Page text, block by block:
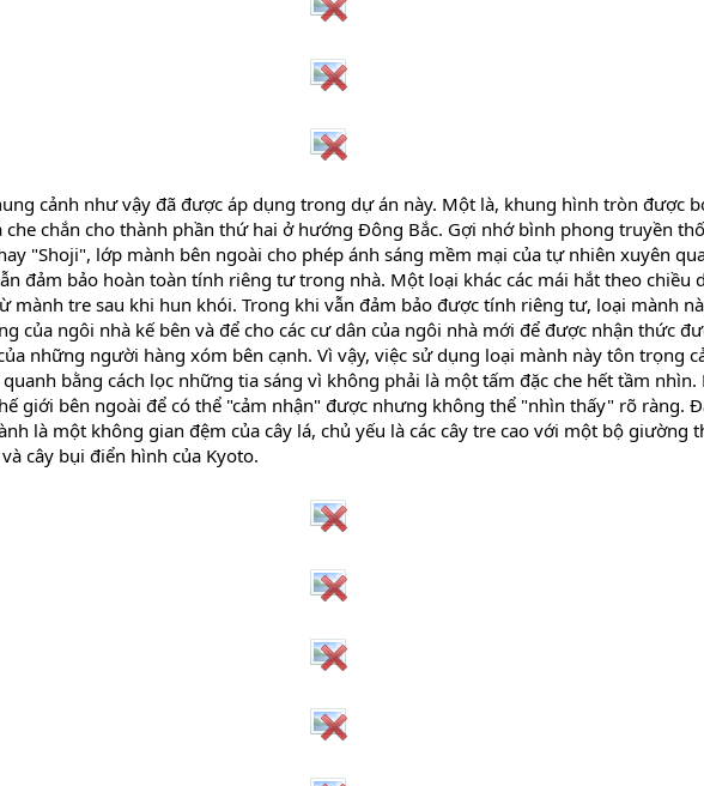
cảnh như vậy đã được áp dụng trong dự án này. Một là, khung hình tròn được
che chắn cho thành phần thứ hai ở hướng Đông Bắc. Gợi nhớ bình phong truyền
"Shoji", lớp mành bên ngoài cho phép ánh sáng mềm mại của tự nhiên xuyên
đảm bảo hoàn toàn tính riêng tư trong nhà. Một loại khác các mái hắt theo chiều
mành tre sau khi hun khói. Trong khi vẫn đảm bảo được tính riêng tư, loại mành
của ngôi nhà kế bên và để cho các cư dân của ngôi nhà mới để được nhận thức
những người hàng xóm bên cạnh. Vì vậy, việc sử dụng loại mành này tôn trọng
bằng cách lọc những tia sáng vì không phải là một tấm đặc che hết tầm nhìn.
giới bên ngoài để có thể "cảm nhận" được nhưng không thể "nhìn thấy" rõ ràng.
là một không gian đệm của cây lá, chủ yếu là các cây tre cao với một bộ giường
cây bụi điển hình của Kyoto.